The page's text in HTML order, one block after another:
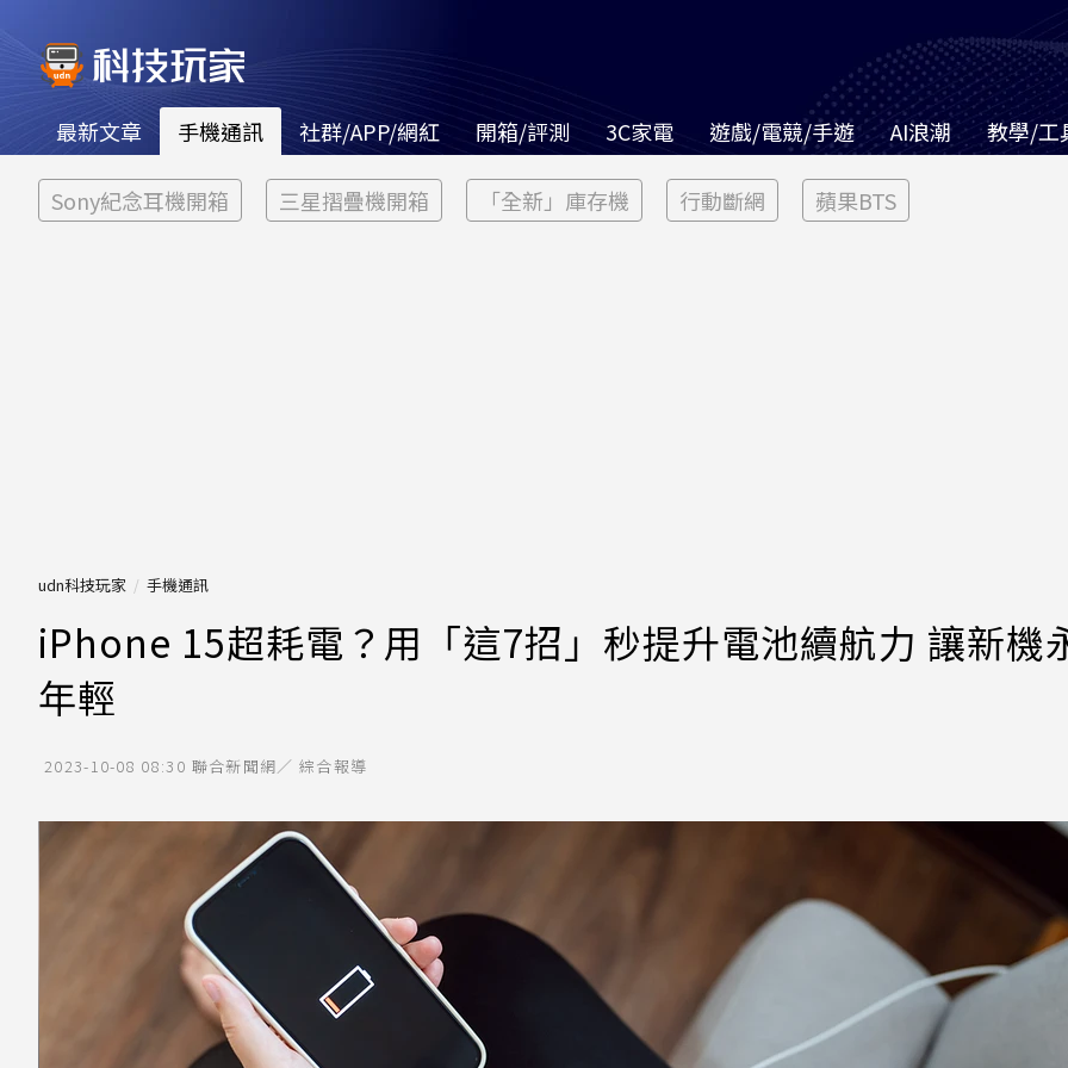
最新文章 手機通訊 社群/APP/網紅 開箱/評測 3C家電 遊戲/電競/手遊 AI浪潮 教學/工
Sony紀念耳機開箱 三星摺疊機開箱 「全新」庫存機 行動斷網 蘋果BTS
udn科技玩家 手機通訊
iPhone 15超耗電？用「這7招」秒提升電池續航力 讓新機
年輕
2023-10-08 08:30 聯合新聞網／ 綜合報導